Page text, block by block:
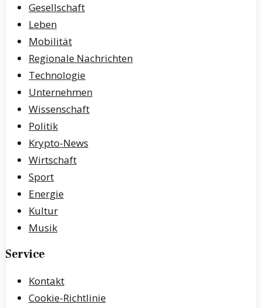
Gesellschaft
Leben
Mobilität
Regionale Nachrichten
Technologie
Unternehmen
Wissenschaft
Politik
Krypto-News
Wirtschaft
Sport
Energie
Kultur
Musik
Service
Kontakt
Cookie-Richtlinie